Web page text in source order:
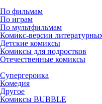
По фильмам
По играм
По мультфильмам
Комикс-версии
Детские комиксы
Комиксы для подростков
Отечественные комиксы
Супергероика
Комедия
Другое
Комиксы BUBBLE